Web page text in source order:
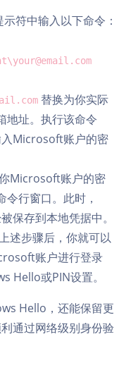
示符中输入以下命令：
your@email.com
替换为你实际
址。执行该命令
Microsoft账户的密
Microsoft账户的密
行窗口。此时，
保存到本地凭据中。
述步骤后，你就可以
账户进行登录
Hello或PIN设置。
Hello，还能保留更
通过网络级别身份验